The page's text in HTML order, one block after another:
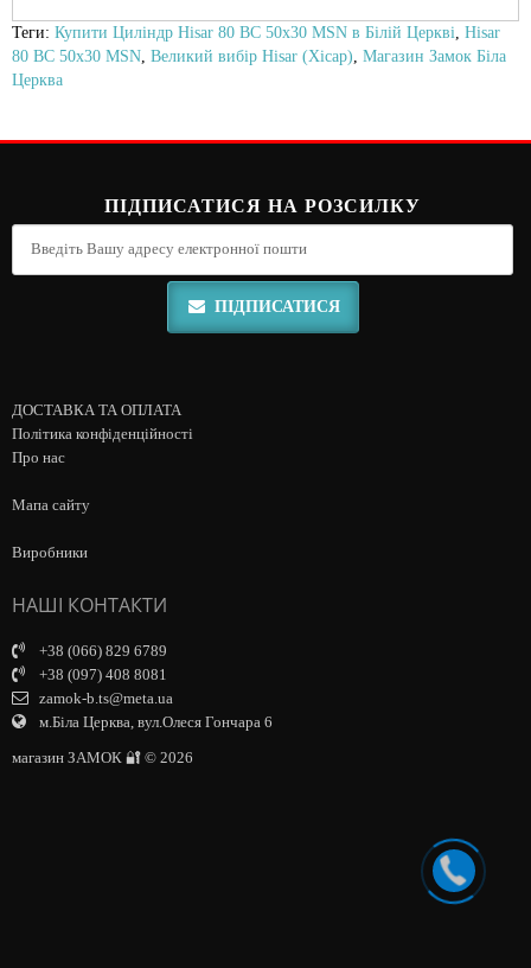
Теги: Купити Циліндр Hisar 80 ВС 50x30 MSN в Білій Церкві Hisar
80 ВС 50x30 MSN Великий вибір Hisar (Хісар) Магазин Замок Біла
Церква
ПІДПИСАТИСЯ НА РОЗСИЛКУ
ПІДПИСАТИСЯ
ДОСТАВКА ТА ОПЛАТА
Політика конфіденційності
Про нас
Мапа сайту
Виробники
НАШІ КОНТАКТИ
+38 (066) 829 6789
+38 (097) 408 8081
zamok-b.ts@meta.ua
м.Біла Церква, вул.Олеся Гончара 6
магазин ЗАМОК 🔐 © 2026